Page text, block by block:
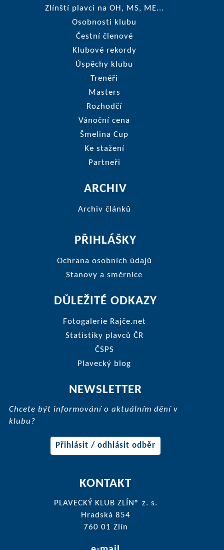
Zlínští plavci na OH, MS, ME...
Osobnosti klubu
Čestní členové
Klubové rekordy
Úspěchy klubu
Trenéři
Masters
Rozhodčí
Vánoční cena
Šmelina Cup
Ke stažení
Partneři
ARCHIV
Archiv článků
PŘIHLÁŠKY
Ochrana osobních údajů
Stanovy a směrnice
DŮLEŽITÉ ODKAZY
Fotogalerie Rajče.net
Statistiky plavců ČR
ČSPS
Plavecký blog
NEWSLETTER
Chcete být informování o aktuálním dění v
klubu?
Přihlásit / odhlásit odběr
KONTAKT
PLAVECKÝ KLUB ZLÍN® z. s.
Hradská 854
760 01 Zlín